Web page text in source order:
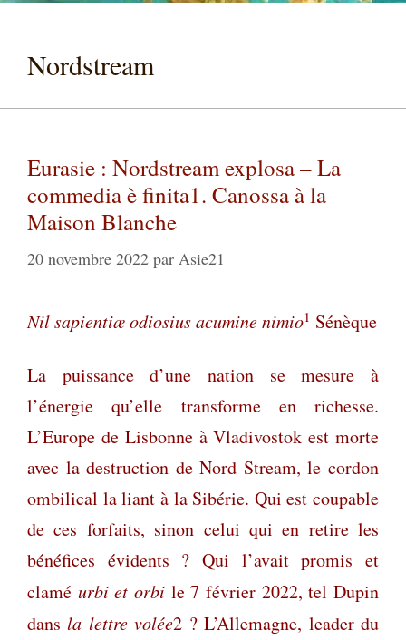
Nordstream
Eurasie : Nordstream explosa – La
commedia è finita1. Canossa à la
Maison Blanche
20 novembre 2022 par Asie21
Nil sapientiæ odiosius acumine nimio1 Sénèque
La puissance d’une nation se mesure à
l’énergie qu’elle transforme en richesse.
L’Europe de Lisbonne à Vladivostok est morte
avec la destruction de Nord Stream, le cordon
ombilical la liant à la Sibérie. Qui est coupable
de ces forfaits, sinon celui qui en retire les
bénéfices évidents ? Qui l’avait promis et
clamé urbi et orbi le 7 février 2022, tel Dupin
dansla lettre volée2 ? L’Allemagne, leader du